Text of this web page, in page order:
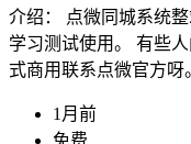
介绍： 点微同城系统
学习测试使用。 有些
式商用联系点微官方呀
1月前